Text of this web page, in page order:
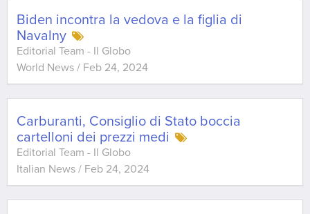
Biden incontra la vedova e la figlia di
Navalny
Editorial Team - Il Globo
World News / Feb 24, 2024
Carburanti, Consiglio di Stato boccia
cartelloni dei prezzi medi
Editorial Team - Il Globo
Italian News / Feb 24, 2024